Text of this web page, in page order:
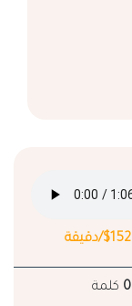
$152/دقيقة
0 كلمة